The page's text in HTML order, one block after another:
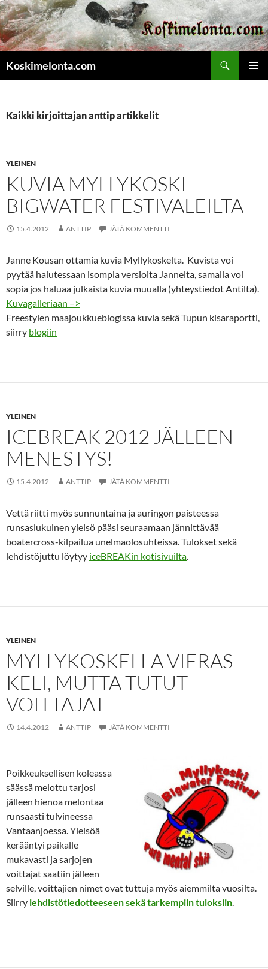
Koskimelonta.com
Kaikki kirjoittajan anttip artikkelit
YLEINEN
KUVIA MYLLYKOSKI
BIGWATER FESTIVALEILTA
15.4.2012 ANTTIP JÄTÄ KOMMENTTI
Janne Kousan ottamia kuvia Myllykoskelta. Kuvista voi
pyytää halutessaan isompia versioita Jannelta, samalla voi
sopia jos haluaa julkaista kuvia muualla (yhteystiedot Antilta).
Kuvagalleriaan –>
Freestylen maajoukkueblogissa kuvia sekä Tupun kisaraportti,
siirry blogiin
YLEINEN
ICEBREAK 2012 JÄLLEEN
MENESTYS!
15.4.2012 ANTTIP JÄTÄ KOMMENTTI
Vettä riitti myös sunnuntaina ja auringon paisteessa
runsaslukuinen yleisö pääsi seuraamaan jännittävää
boatercross-kilpailua unelmaolosuhteissa. Tulokset sekä
lehdistöjuttu löytyy iceBREAKin kotisivuilta.
YLEINEN
MYLLYKOSKELLA VIERAS
KELI, MUTTA TUTUT
VOITTAJAT
14.4.2012 ANTTIP JÄTÄ KOMMENTTI
Poikkeuksellisen koleassa
säässä melottu tarjosi
jälleen hienoa melontaa
runsaasti tulvineessa
Vantaanjoessa. Yleisöä
kerääntyi paikalle
mukavasti ja sarjojen
voittajat saatiin jälleen
selville, voittajien nimet ovat tuttuja myös aiemmilta vuosilta.
Siirry lehdistötiedotteeseen sekä tarkempiin tuloksiin.